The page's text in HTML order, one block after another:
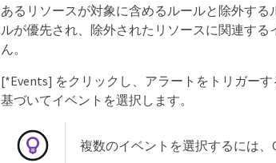
あるリソースが対象に含めるルールと除外す
ルが優先され、除外されたリソースに関連す
ん。
[*Events] をクリックし、アラートをトリガー
基づいてイベントを選択します。
複数のイベントを選択するには